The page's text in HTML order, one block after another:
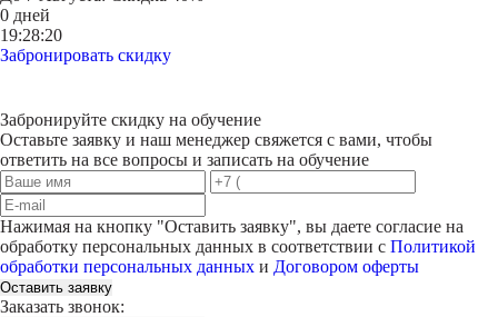
0 дней
19:28:20
Забронировать скидку
Забронируйте скидку на обучение
Оставьте заявку и наш менеджер свяжется с вами, чтобы
ответить на все вопросы и записать на обучение
Нажимая на кнопку "Оставить заявку", вы даете согласие на
обработку персональных данных в соответствии с Политикой
обработки персональных данных и Договором оферты
Оставить заявку
Заказать звонок: